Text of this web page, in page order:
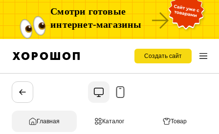
Смотри готовые
интернет-магазины
Создать сайт
Главная Каталог Товар